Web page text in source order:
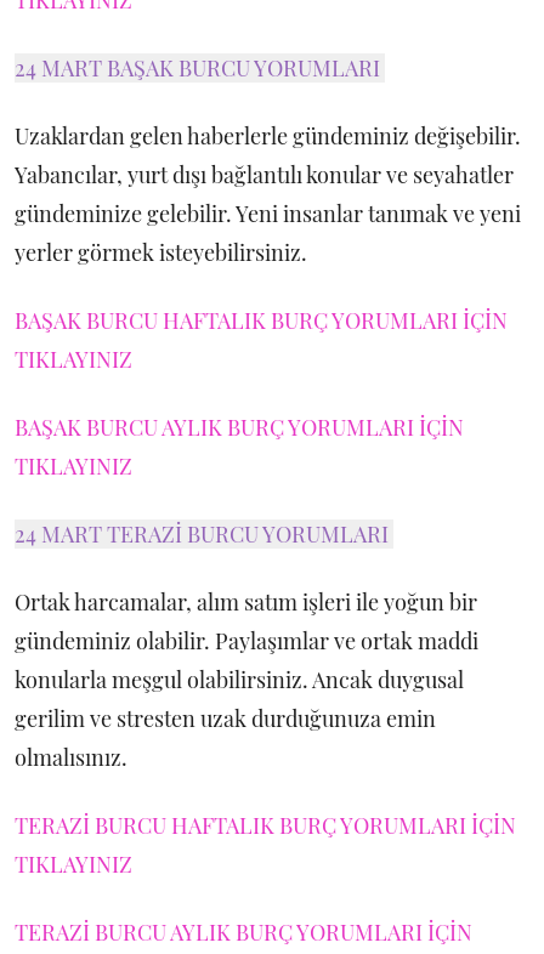
24 MART BAŞAK BURCU YORUMLARI
Uzaklardan gelen haberlerle gündeminiz değişebilir.
Yabancılar, yurt dışı bağlantılı konular ve seyahatler
gündeminize gelebilir. Yeni insanlar tanımak ve yeni
yerler görmek isteyebilirsiniz.
BAŞAK BURCU HAFTALIK BURÇ YORUMLARI İÇİN
TIKLAYINIZ
BAŞAK BURCU AYLIK BURÇ YORUMLARI İÇİN
TIKLAYINIZ
24 MART TERAZİ BURCU YORUMLARI
Ortak harcamalar, alım satım işleri ile yoğun bir
gündeminiz olabilir. Paylaşımlar ve ortak maddi
konularla meşgul olabilirsiniz. Ancak duygusal
gerilim ve stresten uzak durduğunuza emin
olmalısınız.
TERAZİ BURCU HAFTALIK BURÇ YORUMLARI İÇİN
TIKLAYINIZ
TERAZİ BURCU AYLIK BURÇ YORUMLARI İÇİN